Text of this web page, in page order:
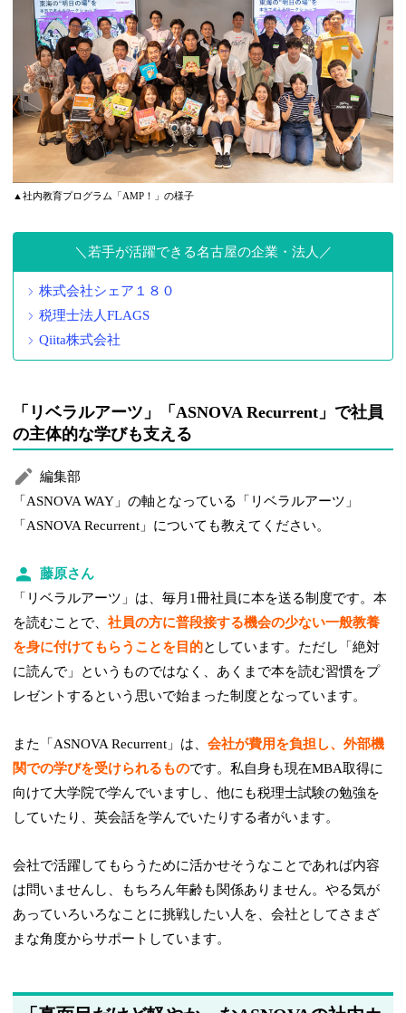
▲社内教育プログラム「AMP！」の様子
若手が活躍できる名古屋の企業・法人
株式会社シェア１８０
税理士法人FLAGS
Qiita株式会社
「リベラルアーツ」「ASNOVA Recurrent」で社員
の主体的な学びも支える
編集部
「ASNOVA WAY」の軸となっている「リベラルアーツ」
「ASNOVA Recurrent」についても教えてください。
藤原さん
「リベラルアーツ」は、毎月1冊社員に本を送る制度です。本
を読むことで、社員の方に普段接する機会の少ない一般教養
を身に付けてもらうことを目的としています。ただし「絶対
に読んで」というものではなく、あくまで本を読む習慣をプ
レゼントするという思いで始まった制度となっています。
また「ASNOVA Recurrent」は、会社が費用を負担し、外部機
関での学びを受けられるものです。私自身も現在MBA取得に
向けて大学院で学んでいますし、他にも税理士試験の勉強を
していたり、英会話を学んでいたりする者がいます。
会社で活躍してもらうために活かせそうなことであれば内容
は問いませんし、もちろん年齢も関係ありません。やる気が
あっていろいろなことに挑戦したい人を、会社としてさまざ
まな角度からサポートしています。